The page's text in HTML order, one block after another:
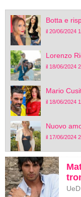
Botta e
il 20/06/2024
Lorenzo
il 18/06/2024
Mario
il 18/06/2024
Nuovo
il 17/06/2024
UeD